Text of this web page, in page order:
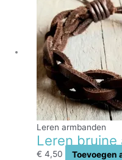
Leren armbanden
Leren bruine
€ 4,50 Toevoegen